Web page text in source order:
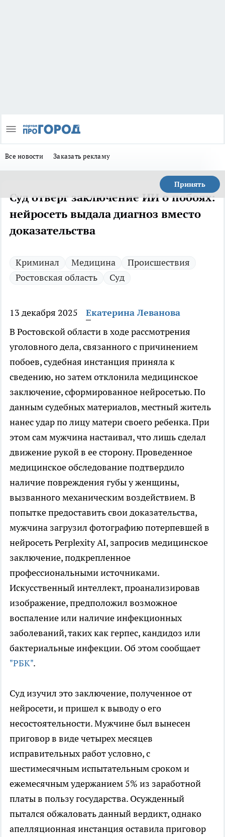
Все новости Заказать рекламу
Принять
Суд отверг заключение ИИ о побоях:
нейросеть выдала диагноз вместо
доказательства
Криминал Медицина
Происшествия
Ростовская область
Суд
13 декабря 2025
Екатерина Леванова
В Ростовской области в ходе рассмотрения
уголовного дела, связанного с причинением
побоев, судебная инстанция приняла к
сведению, но затем отклонила медицинское
заключение, сформированное нейросетью. По
данным судебных материалов, местный житель
нанес удар по лицу матери своего ребенка. При
этом сам мужчина настаивал, что лишь сделал
движение рукой в ее сторону. Проведенное
медицинское обследование подтвердило
наличие повреждения губы у женщины,
вызванного механическим воздействием. В
попытке предоставить свои доказательства,
мужчина загрузил фотографию потерпевшей в
нейросеть Perplexity AI, запросив медицинское
заключение, подкрепленное
профессиональными источниками.
Искусственный интеллект, проанализировав
изображение, предположил возможное
воспаление или наличие инфекционных
заболеваний, таких как герпес, кандидоз или
бактериальные инфекции. Об этом сообщает
"РБК".
Суд изучил это заключение, полученное от
нейросети, и пришел к выводу о его
несостоятельности. Мужчине был вынесен
приговор в виде четырех месяцев
исправительных работ условно, с
шестимесячным испытательным сроком и
ежемесячным удержанием 5% из заработной
платы в пользу государства. Осужденный
пытался обжаловать данный вердикт, однако
апелляционная инстанция оставила приговор